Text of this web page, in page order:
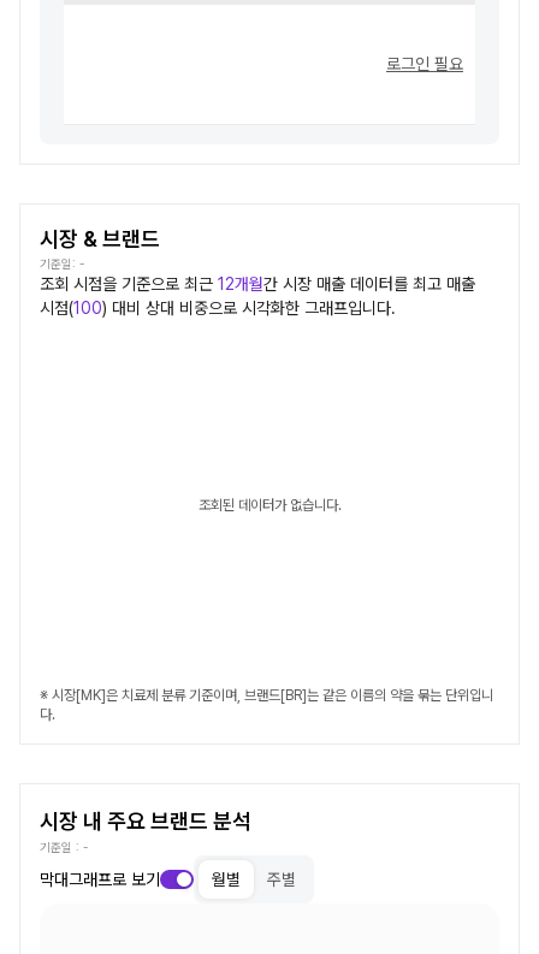
로그인 필요
시장 & 브랜드
기준일: -
조회 시점을 기준으로 최근 12개월간 시장 매출 데이터를 최고 매출
시점(100) 대비 상대 비중으로 시각화한 그래프입니다.
조회된 데이터가 없습니다.
※ 시장[MK]은 치료제 분류 기준이며, 브랜드[BR]는 같은 이름의 약을 묶는 단위입니
다.
시장 내 주요 브랜드 분석
기준일 : -
막대그래프로 보기 월별 주별